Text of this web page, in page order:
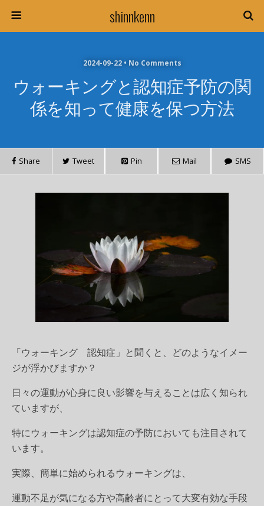
shinnkenn
2024-09-22 • No Comments
ウォーキングと認知症予防の関
係を知って健康を保つ方法
Share Tweet Pin Mail SMS
「ウォーキング 認知症」 と聞くと、どのようなイメー
ジが浮かびますか？
日々の運動が心身に良い影響を与えることは広く知られ
ていますが、
特にウォーキングは認知症の予防においても注目されて
います。
実際、簡単に始められるウォーキングは、
運動不足が気になる方や高齢者にとって大変有効な手段